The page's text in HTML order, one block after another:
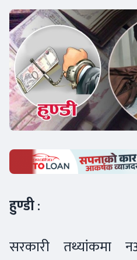
हुण्डी:
सरकारी तथ्यांकमा